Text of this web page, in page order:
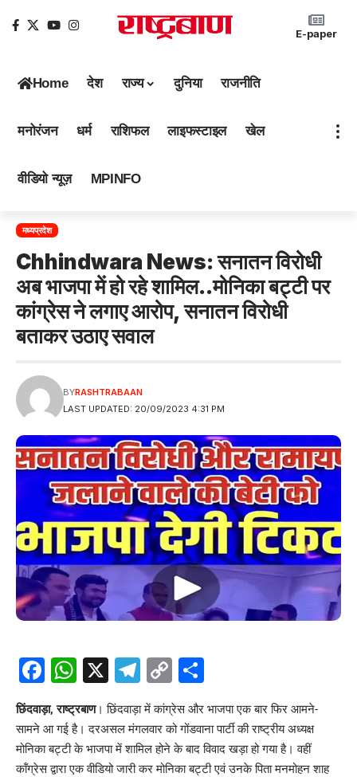
E-paper
Home देश राज्य दुनिया राजनीति
मनोरंजन धर्म राशिफल लाइफस्टाइल खेल
वीडियो न्यूज़ MPINFO
मध्यप्रदेश
Chhindwara News: सनातन विरोधी
अब भाजपा में हो रहे शामिल..मोनिका बट्टी पर
कांग्रेस ने लगाए आरोप, सनातन विरोधी
बताकर उठाए सवाल
LAST UPDATED: 20/09/2023 4:31 PM
BYRASHTRABAAN
Facebook
WhatsApp
X Telegram
Copy
Link
छिंदवाड़ा, राष्ट्रबाण। छिंदवाड़ा में कांग्रेस और भाजपा एक बार फिर आमने-
सामने आ गई है। दरअसल मंगलवार को गोंडवाना पार्टी की राष्ट्रीय अध्यक्ष
मोनिका बट्टी के भाजपा में शामिल होने के बाद विवाद खड़ा हो गया है। वहीं
कॉंग्रेस द्वारा एक वीडियो जारी कर मोनिका बट्टी एवं उनके पिता मनमोहन शाह